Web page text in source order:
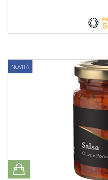
NOVITÀ